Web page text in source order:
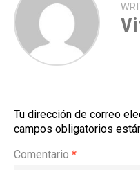
Tu dirección de correo
campos obligatorios
Comentario *